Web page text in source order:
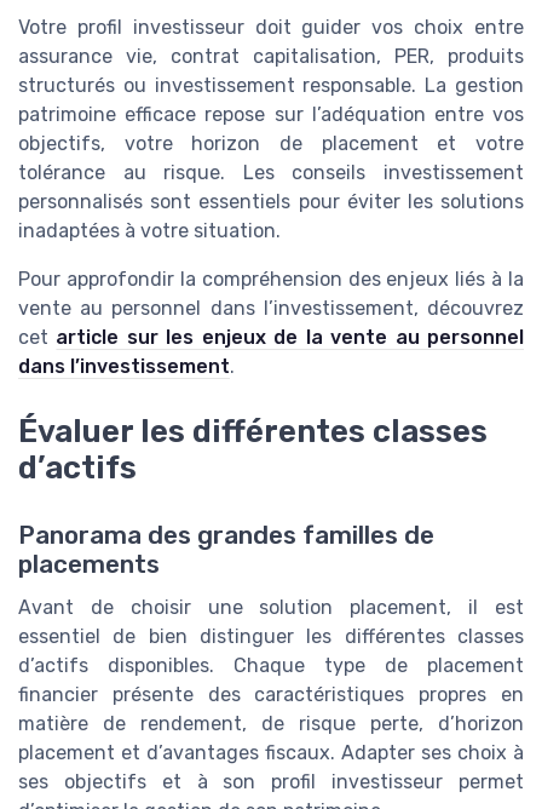
Votre profil investisseur doit guider vos choix entre
assurance vie, contrat capitalisation, PER, produits
structurés ou investissement responsable. La gestion
patrimoine efficace repose sur l’adéquation entre vos
objectifs, votre horizon de placement et votre
tolérance au risque. Les conseils investissement
personnalisés sont essentiels pour éviter les solutions
inadaptées à votre situation.
Pour approfondir la compréhension des enjeux liés à la
vente au personnel dans l’investissement, découvrez
cet article sur les enjeux de la vente au personnel
dans l’investissement.
Évaluer les différentes classes
d’actifs
Panorama des grandes familles de
placements
Avant de choisir une solution placement, il est
essentiel de bien distinguer les différentes classes
d’actifs disponibles. Chaque type de placement
financier présente des caractéristiques propres en
matière de rendement, de risque perte, d’horizon
placement et d’avantages fiscaux. Adapter ses choix à
ses objectifs et à son profil investisseur permet